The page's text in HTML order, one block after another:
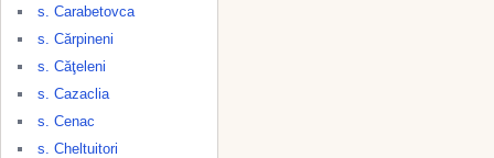
s. Carabetovca
s. Cărpineni
s. Căţeleni
s. Cazaclia
s. Cenac
s. Cheltuitori